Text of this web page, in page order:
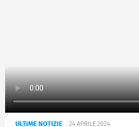
ULTIME NOTIZIE 24 APRILE 2024